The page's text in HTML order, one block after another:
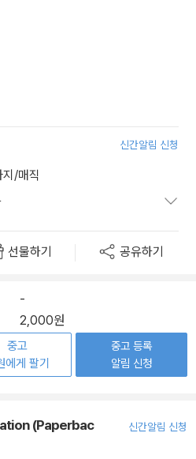
신간알림 신청
지/매직
선물하기 공유하기
-
2,000원
중고
에게 팔기
중고 등록
알림 신청
(Paperbac
신간알림 신청